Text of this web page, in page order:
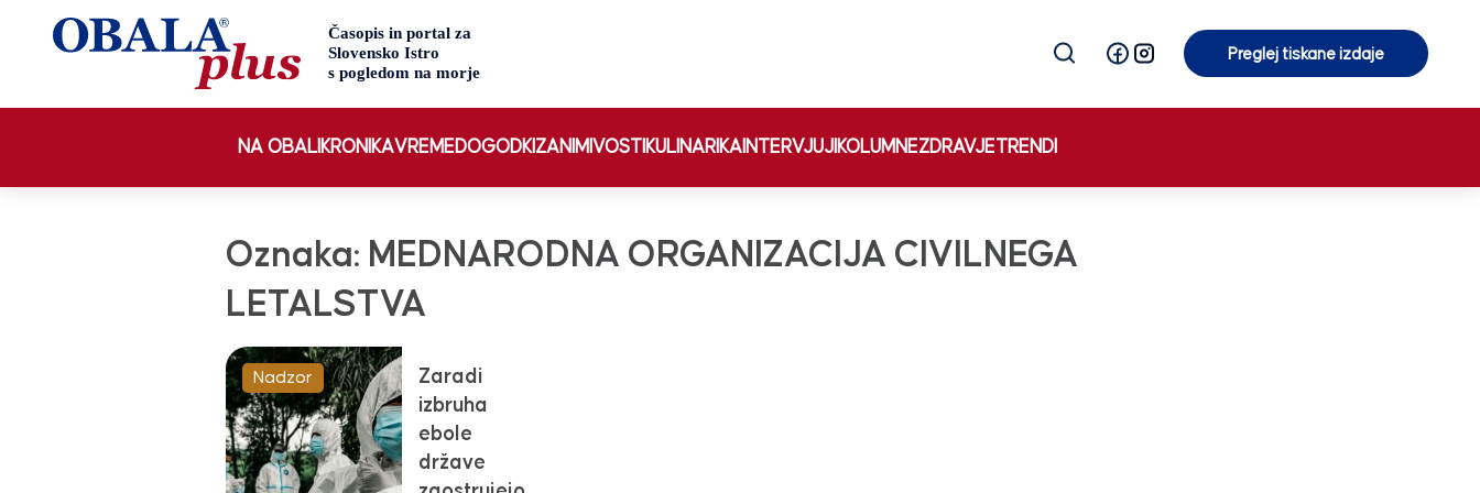
Preglej tiskane izdaje
NA OBALI KRONIKAVREMEDOGODKIZANIMIVOSTI KULINARIKA INTERVJUJI KOLUMNEZDRAVJETRENDI
Oznaka: MEDNARODNA ORGANIZACIJA CIVILNEGA
LETALSTVA
Nadzor
Zaradi
izbruha
ebole
države